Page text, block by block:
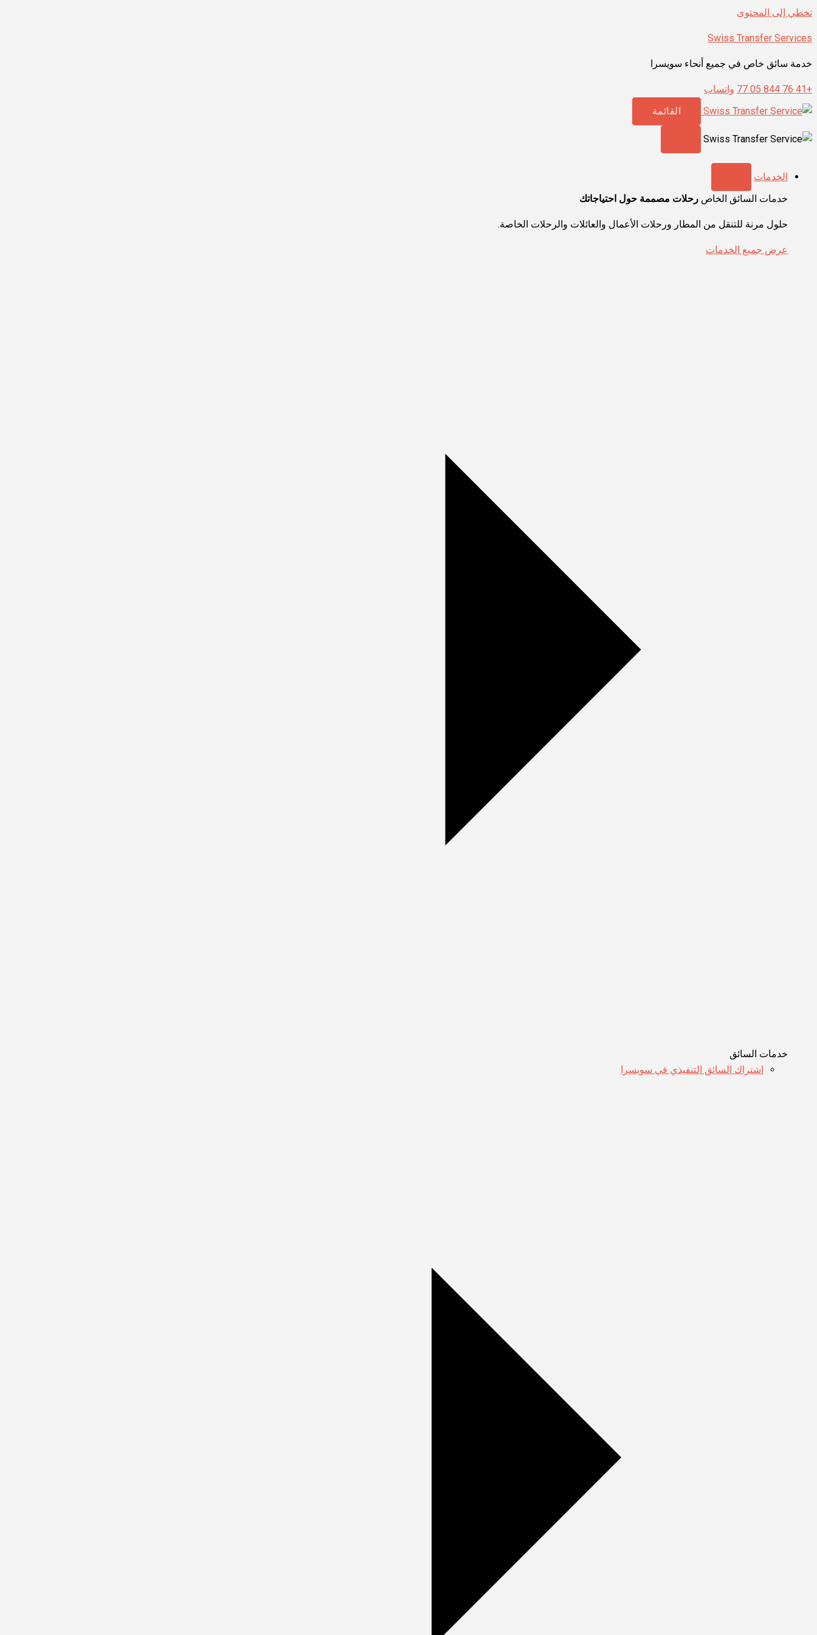
تخطي إلى المحتوى
Swiss Transfer Services
خدمة سائق خاص في جميع أنحاء سويسرا
+41 76 844 05 77
واتساب
القائمة
الخدمات
خدمات السائق الخاص رحلات مصممة حول احتياجاتك
حلول مرنة للتنقل من المطار ورحلات الأعمال والعائلات والرحلات الخاصة.
عرض جميع الخدمات
خدمات السائق
اشتراك السائق التنفيذي في سويسرا